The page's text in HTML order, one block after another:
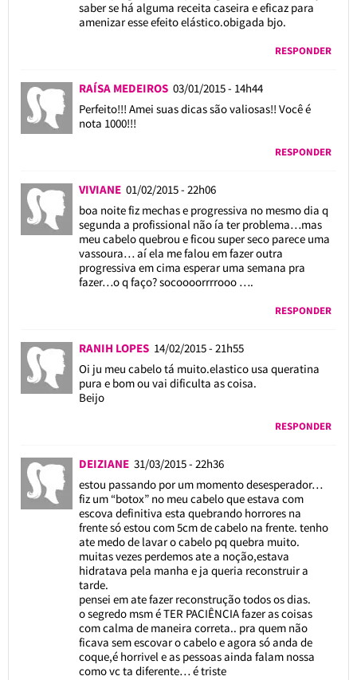
saber se há alguma receita caseira e eficaz para
amenizar esse efeito elástico.obigada bjo.
RESPONDER
RAÍSA MEDEIROS 03/01/2015 - 14h44
Perfeito!!! Amei suas dicas são valiosas!! Você é
nota 1000!!!
RESPONDER
VIVIANE 01/02/2015 - 22h06
boa noite fiz mechas e progressiva no mesmo dia q
segunda a profissional não ía ter problema…mas
meu cabelo quebrou e ficou super seco parece uma
vassoura… aí ela me falou em fazer outra
progressiva em cima esperar uma semana pra
fazer…o q faço? socoooorrrrooo ….
RESPONDER
RANIH LOPES 14/02/2015 - 21h55
Oi ju meu cabelo tá muito.elastico usa queratina
pura e bom ou vai dificulta as coisa.
Beijo
RESPONDER
DEIZIANE 31/03/2015 - 22h36
estou passando por um momento desesperador…
fiz um “botox” no meu cabelo que estava com
escova definitiva esta quebrando horrores na
frente só estou com 5cm de cabelo na frente. tenho
ate medo de lavar o cabelo pq quebra muito.
muitas vezes perdemos ate a noção,estava
hidratava pela manha e ja queria reconstruir a
tarde.
pensei em ate fazer reconstrução todos os dias.
o segredo msm é TER PACIÊNCIA fazer as coisas
com calma de maneira correta.. pra quem não
ficava sem escovar o cabelo e agora só anda de
coque,é horrivel e as pessoas ainda falam nossa
como vc ta diferente… é triste